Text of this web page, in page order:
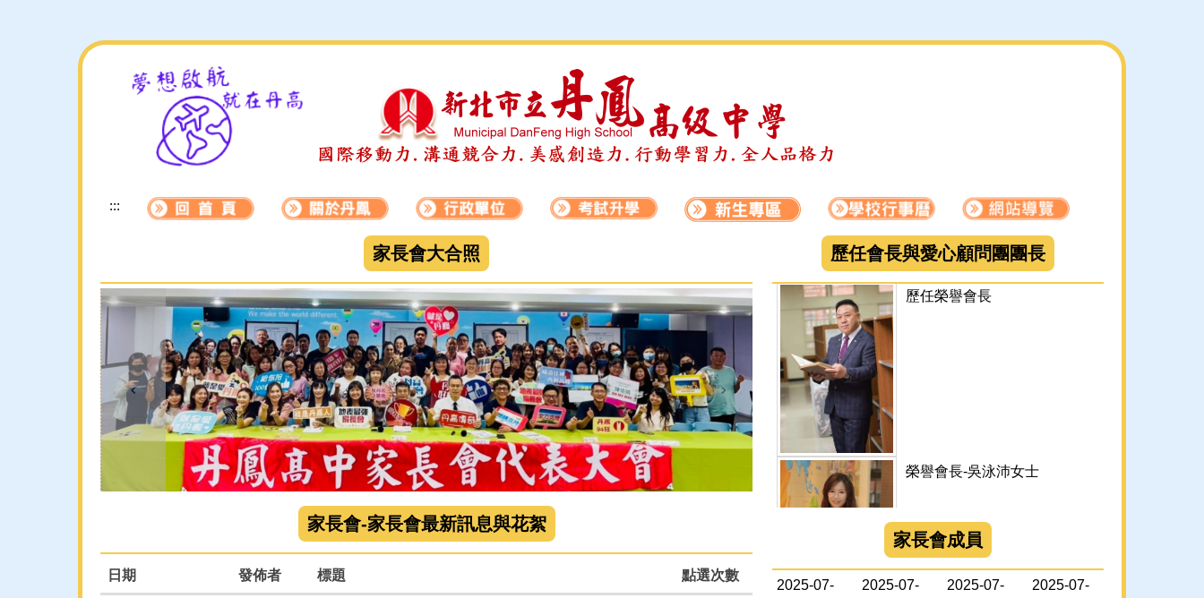
:::
家長會大合照
家長會-家長會最新訊息與花絮
日期 發佈者 標題 點選次數
歷任會長與愛心顧問團團長
歷任榮譽會長
家長會成員
2025-07-
2025-07-
2025-07-
2025-07-